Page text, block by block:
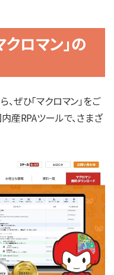
ロマン」の
ぜひ「マクロマン」をご
産RPAツールで、さまざ